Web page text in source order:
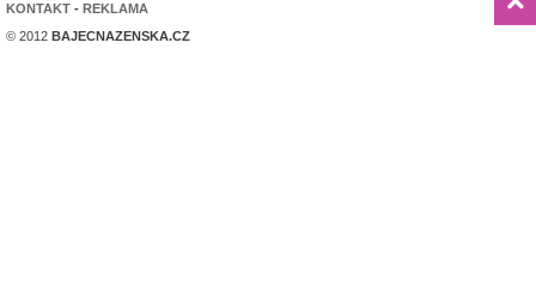
KONTAKT - REKLAMA
© 2012 BAJECNAZENSKA.CZ